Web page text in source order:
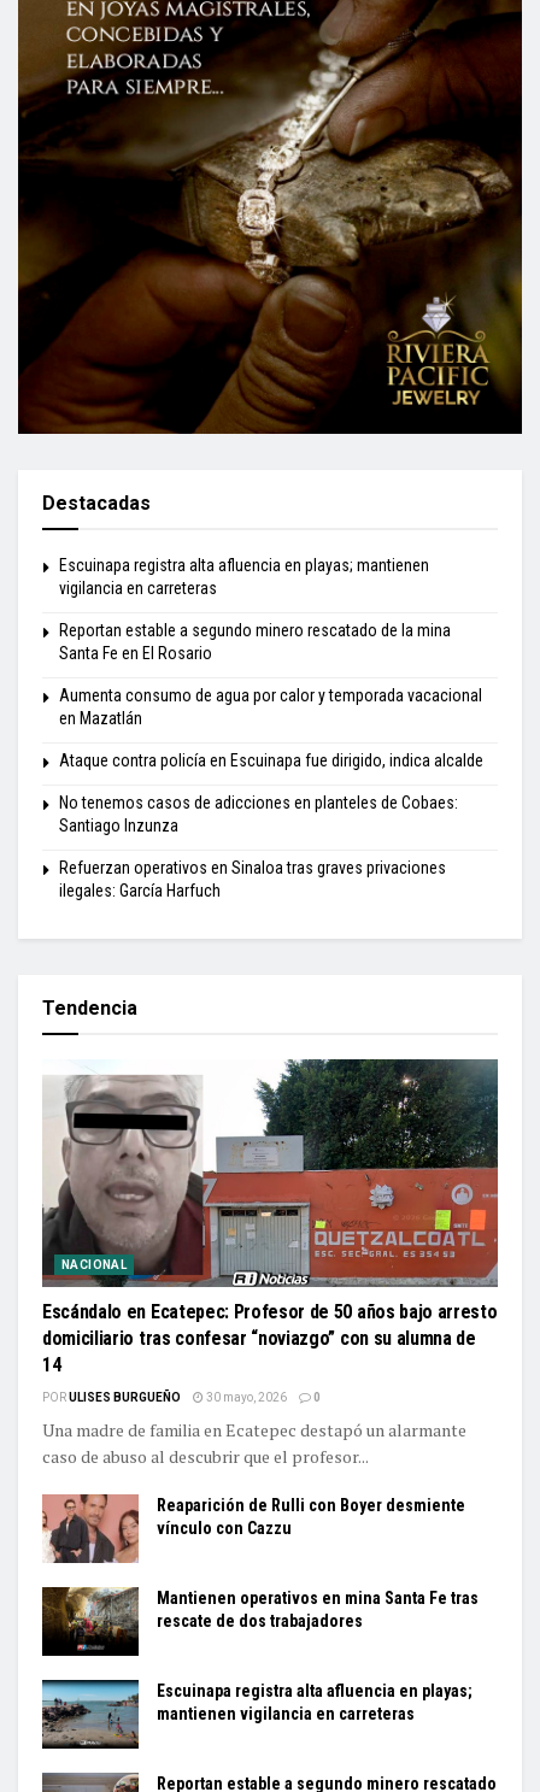
Destacadas
Escuinapa registra alta afluencia en playas; mantienen
vigilancia en carreteras
Reportan estable a segundo minero rescatado de la mina
Santa Fe en El Rosario
Aumenta consumo de agua por calor y temporada vacacional
en Mazatlán
Ataque contra policía en Escuinapa fue dirigido, indica alcalde
No tenemos casos de adicciones en planteles de Cobaes:
Santiago Inzunza
Refuerzan operativos en Sinaloa tras graves privaciones
ilegales: García Harfuch
Tendencia
NACIONAL
Escándalo en Ecatepec: Profesor de 50 años bajo arresto
domiciliario tras confesar “noviazgo” con su alumna de
14
PORULISES BURGUEÑO 30 mayo, 2026 0
Una madre de familia en Ecatepec destapó un alarmante
caso de abuso al descubrir que el profesor...
Reaparición de Rulli con Boyer desmiente
vínculo con Cazzu
Mantienen operativos en mina Santa Fe tras
rescate de dos trabajadores
Escuinapa registra alta afluencia en playas;
mantienen vigilancia en carreteras
Reportan estable a segundo minero rescatado